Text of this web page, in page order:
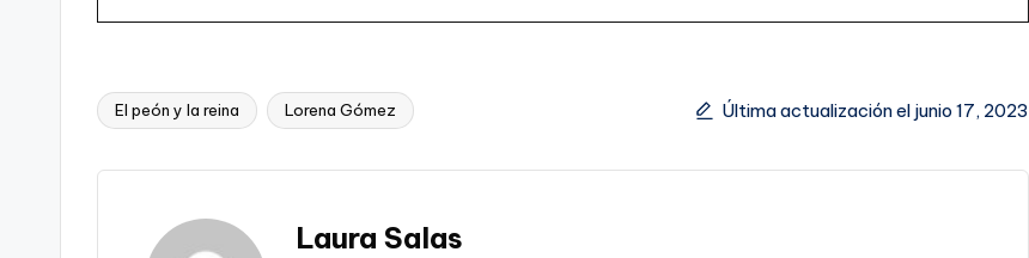
Etiquetas:
El peón y la reina Lorena Gómez Última actualización el junio 17, 2023
Laura Salas